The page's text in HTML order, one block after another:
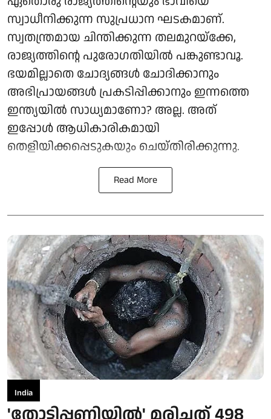
സ്വാധീനിക്കുന്ന സുപ്രധാന ഘടകമാണ്.
സ്വതന്ത്രമായ ചിന്തിക്കുന്ന തലമുറയ്ക്കേ,
രാജ്യത്തിന്റെ പുരോഗതിയിൽ പങ്കുണ്ടാവൂ.
ഭയമില്ലാതെ ചോദ്യങ്ങൾ ചോദിക്കാനും
അഭിപ്രായങ്ങൾ പ്രകടിപ്പിക്കാനും ഇന്നത്തെ
ഇന്ത്യയിൽ സാധ്യമാണോ? അല്ല. അത്
ഇപ്പോൾ ആധികാരികമായി
തെളിയിക്കപ്പെടുകയും ചെയ്തിരിക്കുന്നു.
Read More
India